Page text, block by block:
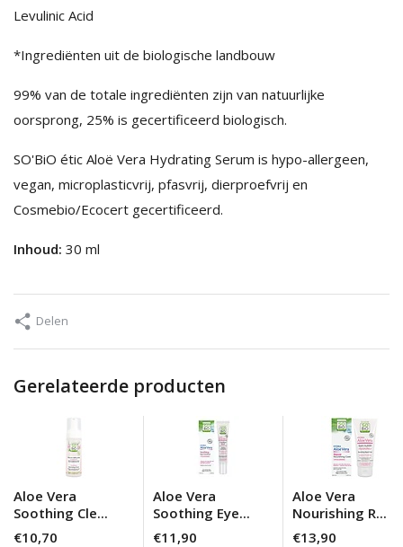
Levulinic Acid
*Ingrediënten uit de biologische landbouw
99% van de totale ingrediënten zijn van natuurlijke
oorsprong, 25% is gecertificeerd biologisch.
SO'BiO étic Aloë Vera Hydrating Serum is hypo-allergeen,
vegan, microplasticvrij, pfasvrij, dierproefvrij en
Cosmebio/Ecocert gecertificeerd.
Inhoud: 30 ml
Delen
Gerelateerde producten
Aloe Vera
Soothing Cle...
€10,70
Aloe Vera
Soothing Eye...
€11,90
Aloe Vera
Nourishing R...
€13,90